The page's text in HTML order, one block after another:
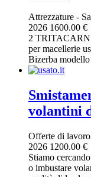
Attrezzature -
2026 1600.00 €
2
per macellerie
Bizerba
volantini
Offerte di lavoro
2026 1200.00 €
Stiamo
o imbustare